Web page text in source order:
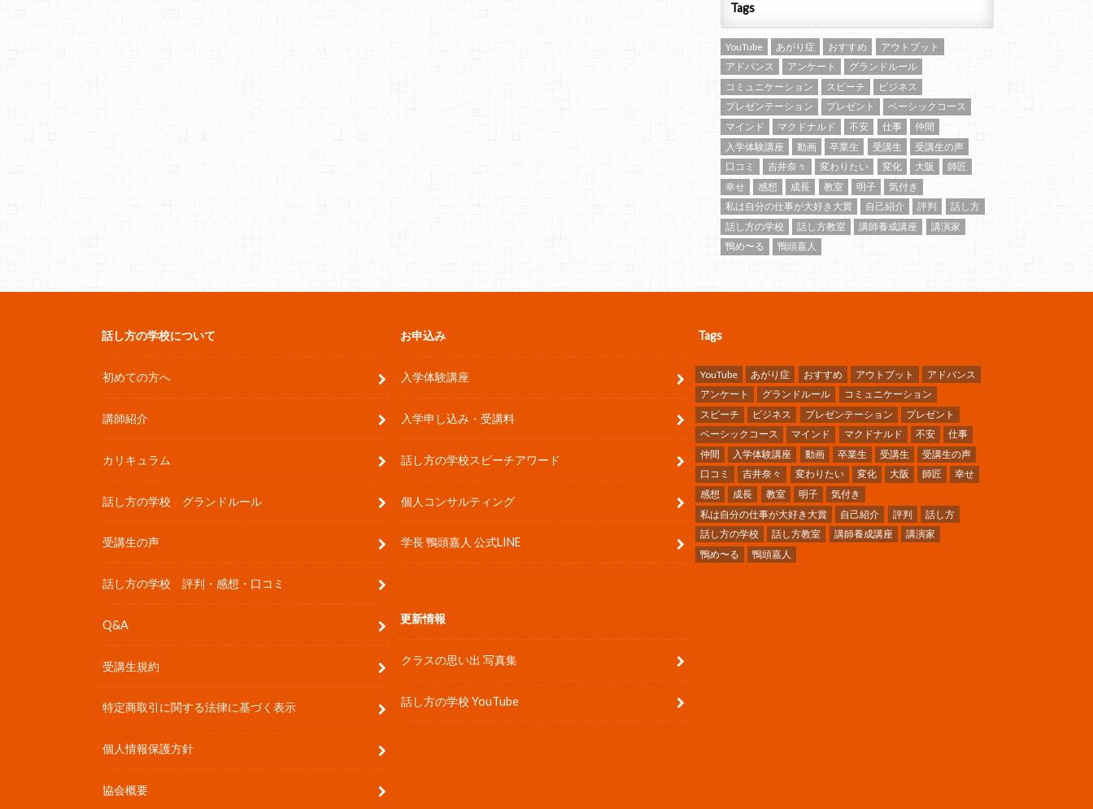
Tags
YouTube あがり症 おすすめ
アウトプット
アドバンス
アンケート
グランドルール
コミュニケーション
スピーチ
ビジネス
プレゼンテーション
プレゼント
ベーシックコース
マインド
マクドナルド 不安 仕事
仲間
入学体験講座
動画 卒業生 受講生
受講生の声
口コミ
吉井奈々 変わりたい 変化 大阪
師匠
幸せ
感想 成長 教室 明子
気付き
私は自分の仕事が大好き大賞
自己紹介 評判
話し方
話し方の学校
話し方教室 講師養成講座
講演家
鴨め〜る
鴨頭嘉人
話し方の学校について
初めての方へ
講師紹介
カリキュラム
話し方の学校 グランドルール
受講生の声
話し方の学校 評判・感想・口コミ
Q&A
受講生規約
特定商取引に関する法律に基づく表示
個人情報保護方針
協会概要
お申込み
入学体験講座
入学申し込み・受講料
話し方の学校スピーチアワード
個人コンサルティング
学長 鴨頭嘉人 公式LINE
更新情報
クラスの思い出 写真集
話し方の学校 YouTube
Tags
YouTube あがり症 おすすめ アウトプット
アドバンス
アンケート
グランドルール
コミュニケーション
スピーチ
ビジネス プレゼンテーション
プレゼント
ベーシックコース
マインド マクドナルド 不安
仕事
仲間
入学体験講座 動画 卒業生 受講生
受講生の声
口コミ
吉井奈々 変わりたい 変化 大阪 師匠
幸せ
感想
成長 教室 明子
気付き
私は自分の仕事が大好き大賞
自己紹介 評判
話し方
話し方の学校
話し方教室 講師養成講座
講演家
鴨め〜る
鴨頭嘉人